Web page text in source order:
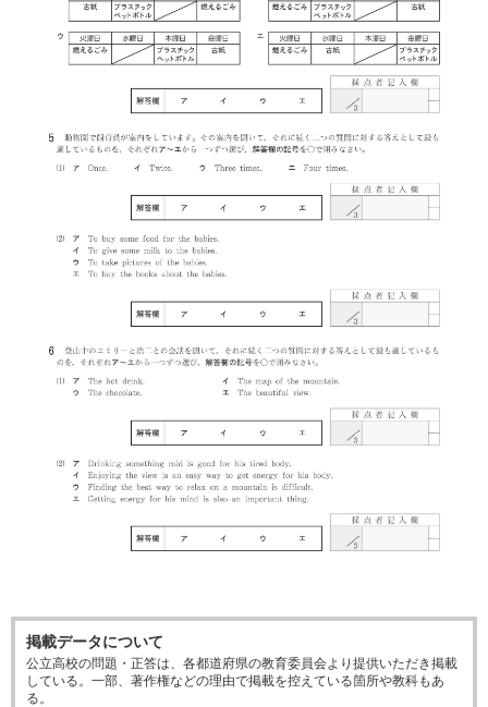
掲載データについて
公立高校の問題・正答は、各都道府県の教育委員会より提供いただき掲載
している。一部、著作権などの理由で掲載を控えている箇所や教科もあ
る。